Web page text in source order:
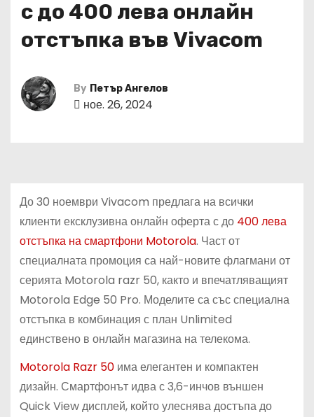
с до 400 лева онлайн
отстъпка във Vivacom
By Петър Ангелов
ное. 26, 2024
До 30 ноември Vivacom предлага на всички
клиенти ексклузивна онлайн оферта с до 400 лева
отстъпка на смартфони Motorola. Част от
специалната промоция са най-новите флагмани от
серията Motorola razr 50, както и впечатляващият
Motorola Edge 50 Pro. Моделите са със специална
отстъпка в комбинация с план Unlimited
единствено в онлайн магазина на телекома.
Motorola Razr 50има елегантен и компактен
дизайн. Смартфонът идва с 3,6-инчов външен
Quick View дисплей, който улеснява достъпа до